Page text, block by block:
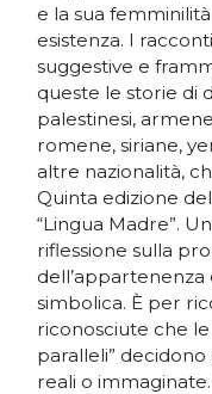
e la sua
esistenza. I
suggestive e
queste le storie di
palestinesi,
romene, siriane,
altre nazionalità,
Quinta edizione
“Lingua Madre”.
riflessione sulla
dell’appartenenza
simbolica. È per
riconosciute che
paralleli”
reali o